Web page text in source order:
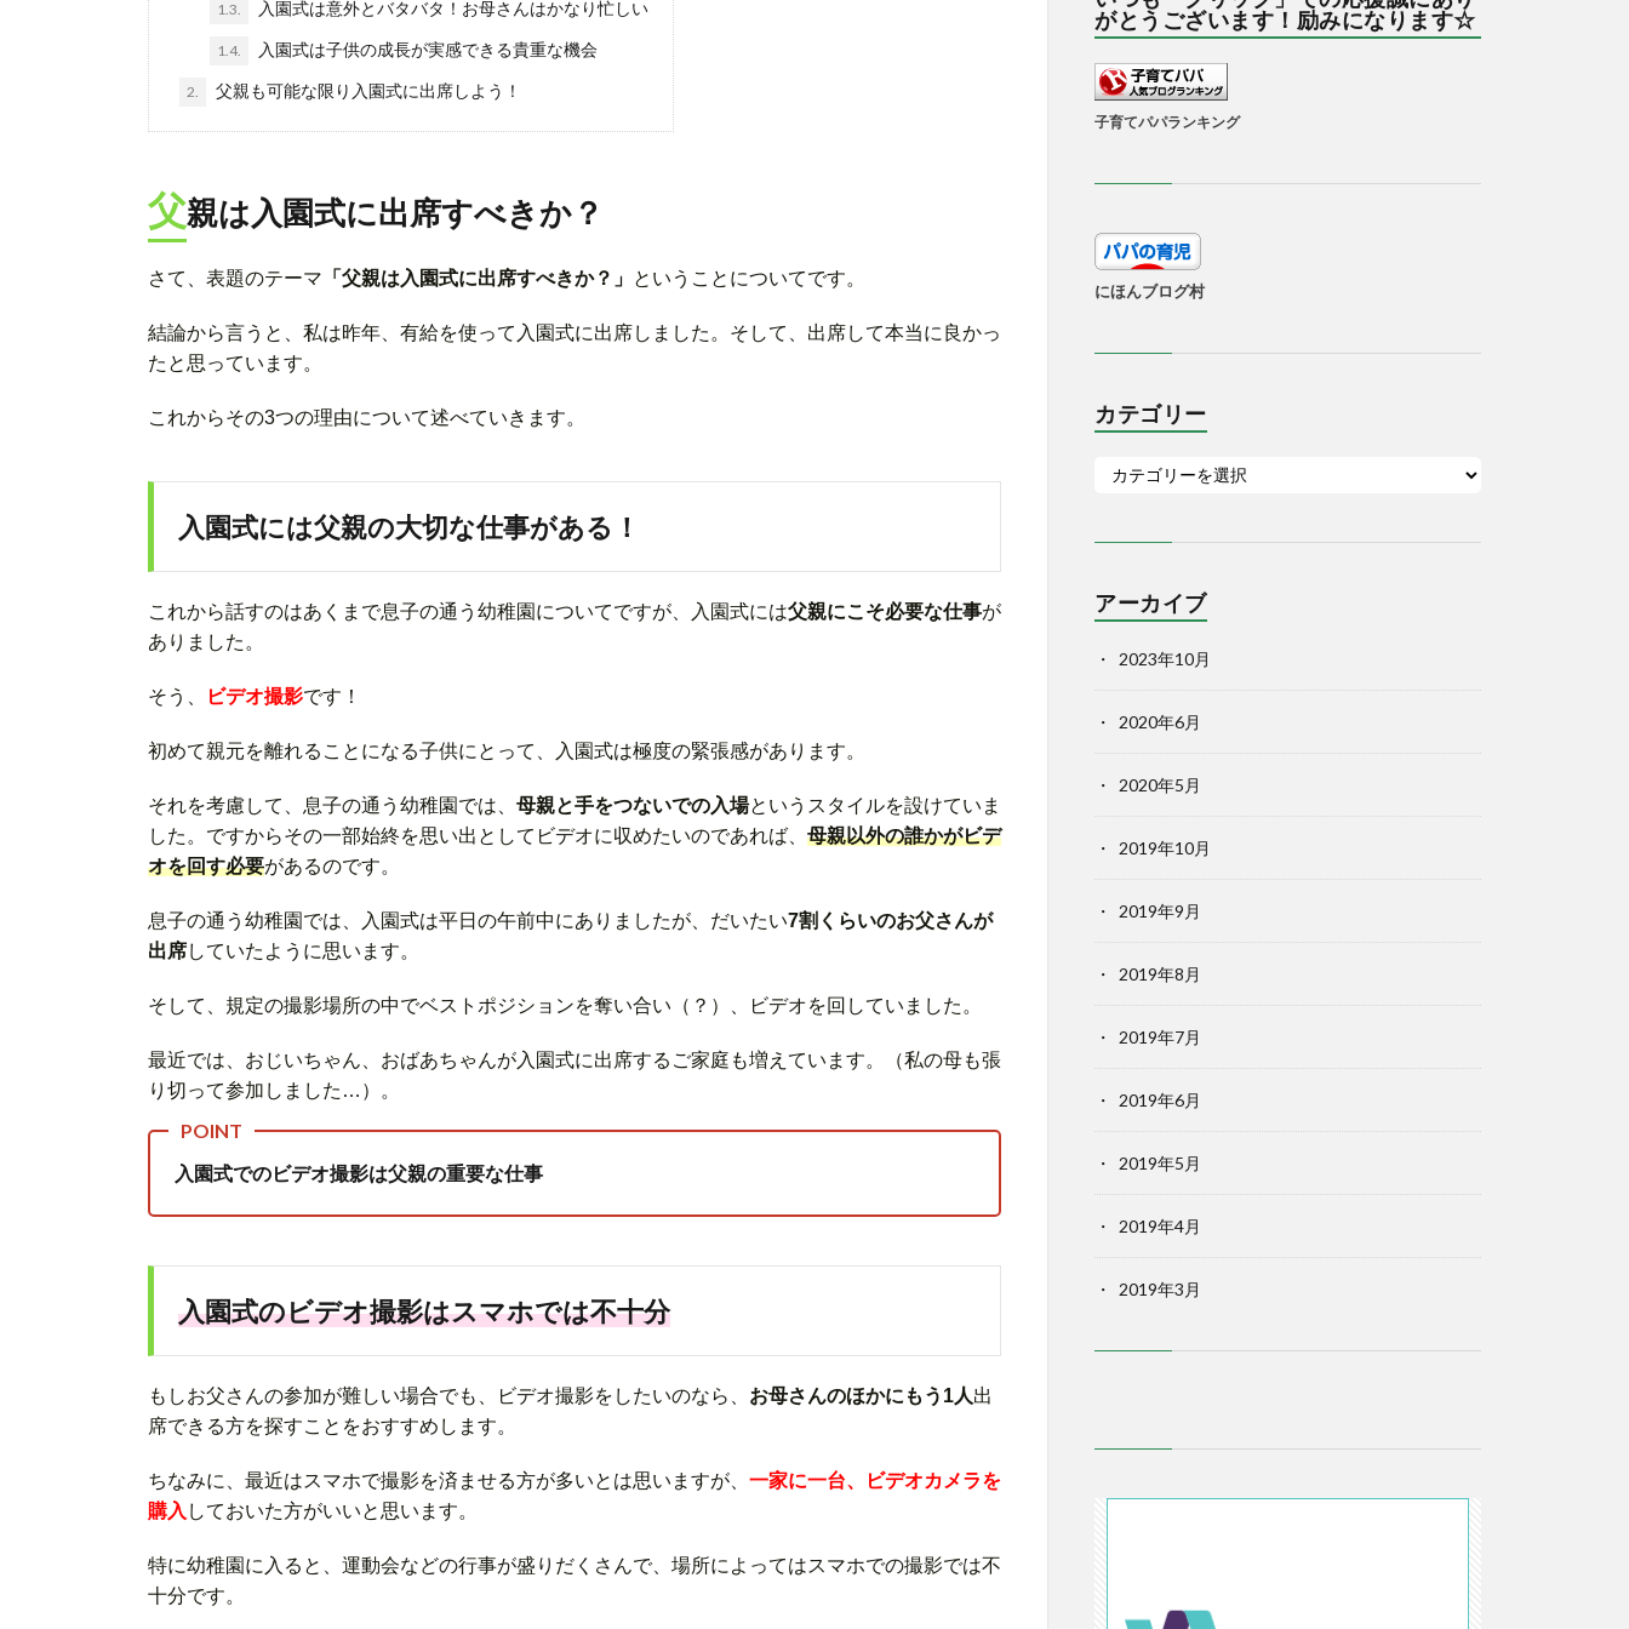
1.3. 入園式は意外とバタバタ！お母さんはかなり忙しい
1.4. 入園式は子供の成長が実感できる貴重な機会
2. 父親も可能な限り入園式に出席しよう！
父親は入園式に出席すべきか？
さて、表題のテーマ 「父親は入園式に出席すべきか？」 ということについてです。
結論から言うと、私は昨年、有給を使って入園式に出席しました。そして、出席して本当に良かっ
たと思っています。
これからその3つの理由について述べていきます。
入園式には父親の大切な仕事がある！
これから話すのはあくまで息子の通う幼稚園についてですが、入園式には父親にこそ必要な仕事が
ありました。
そう、 ビデオ撮影です！
初めて親元を離れることになる子供にとって、入園式は極度の緊張感があります。
それを考慮して、息子の通う幼稚園では、 母親と手をつないでの入場というスタイルを設けていま
した。ですからその一部始終を思い出としてビデオに収めたいのであれば、 母親以外の誰かがビデ
オを回す必要があるのです。
息子の通う幼稚園では、入園式は平日の午前中にありましたが、だいたい7割くらいのお父さんが
出席していたように思います。
そして、規定の撮影場所の中でベストポジションを奪い合い（？）、ビデオを回していました。
最近では、おじいちゃん、おばあちゃんが入園式に出席するご家庭も増えています。（私の母も張
り切って参加しました…）。
入園式でのビデオ撮影は父親の重要な仕事
入園式のビデオ撮影はスマホでは不十分
もしお父さんの参加が難しい場合でも、ビデオ撮影をしたいのなら、 お母さんのほかにもう1人出
席できる方を探すことをおすすめします。
ちなみに、最近はスマホで撮影を済ませる方が多いとは思いますが、 一家に一台、ビデオカメラを
購入 しておいた方がいいと思います。
特に幼稚園に入ると、運動会などの行事が盛りだくさんで、場所によってはスマホでの撮影では不
十分です。
がとうございます！励みになります☆
子育てパパランキング
にほんブログ村
カテゴリー
アーカイブ
2023年10月
2020年6月
2020年5月
2019年10月
2019年9月
2019年8月
2019年7月
2019年6月
2019年5月
2019年4月
2019年3月